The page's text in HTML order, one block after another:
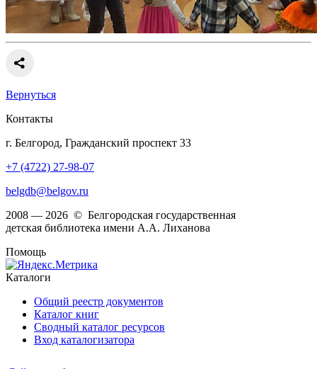
Вернуться
Контакты
г. Белгород, Гражданский проспект 33
+7 (4722) 27-98-07
belgdb@belgov.ru
2008 — 2026 © Белгородская государственная
детская библиотека имени А.А. Лиханова
Помощь
Каталоги
Общий реестр документов
Каталог книг
Сводный каталог ресурсов
Вход каталогизатора